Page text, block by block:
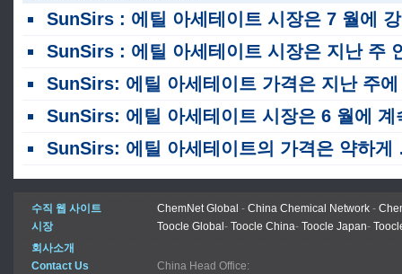
SunSirs : 에틸 아세테이트 시장은 7 월에 강하게 달리고있었습니다.
SunSirs : 에틸 아세테이트 시장은 지난 주 안정적이고 기다림 모드에서 유지되었습니
SunSirs: 에틸 아세테이트 가격은 지난 주에 약간 상승했습니
SunSirs: 에틸 아세테이트 시장은 6 월에 계속 하락했습니
SunSirs: 에틸 아세테이트의 가격은 약하게 하락했습니다.
수직 웹 사이트 ChemNet Global - China Chemical Network -
시장
Toocle Global - Toocle China- Toocle Japan-
회사소개
Contact Us
China Head Office: